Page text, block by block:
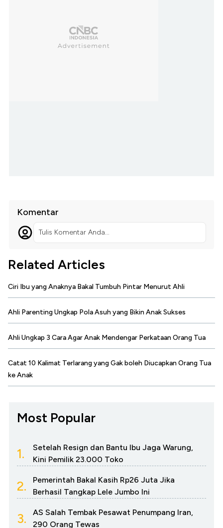
Komentar
Tulis Komentar Anda...
Related Articles
Ciri Ibu yang Anaknya Bakal Tumbuh Pintar Menurut Ahli
Ahli Parenting Ungkap Pola Asuh yang Bikin Anak Sukses
Ahli Ungkap 3 Cara Agar Anak Mendengar Perkataan Orang Tua
Catat 10 Kalimat Terlarang yang Gak boleh Diucapkan Orang Tua
ke Anak
Most Popular
1.
Setelah Resign dan Bantu Ibu Jaga Warung,
Kini Pemilik 23.000 Toko
2.
Pemerintah Bakal Kasih Rp26 Juta Jika
Berhasil Tangkap Lele Jumbo Ini
3.
AS Salah Tembak Pesawat Penumpang Iran,
290 Orang Tewas